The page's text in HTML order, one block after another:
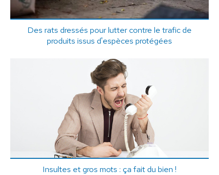
Des rats dressés pour lutter contre le trafic de
produits issus d'espèces protégées
Insultes et gros mots : ça fait du bien !